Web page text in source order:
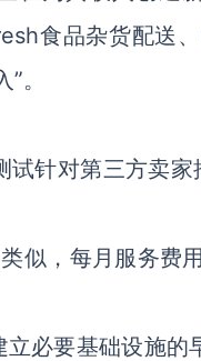
食品杂货配送
。
针对第三方卖
似，每月服务费
必要基础设施的